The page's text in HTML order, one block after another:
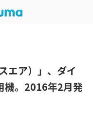
エア）」、ダイ
機。2016年2月発